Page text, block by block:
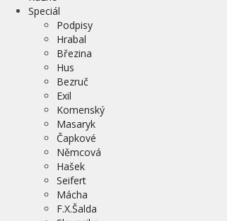
Speciál
Podpisy
Hrabal
Březina
Hus
Bezruč
Exil
Komenský
Masaryk
Čapkové
Němcová
Hašek
Seifert
Mácha
F.X.Šalda